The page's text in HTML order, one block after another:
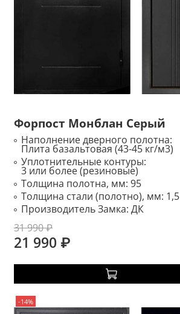
Форпост Монблан Серый
Наполнение дверного полотна:
Плита базальтовая (43-45 кг/м3)
Уплотнительные контуры:
3 или более (резиновые)
Толщина полотна, мм: 95
Толщина стали (полотно), мм: 1,5
Производитель Замка: ДК
31 990 ₽
21 990 ₽
-14%